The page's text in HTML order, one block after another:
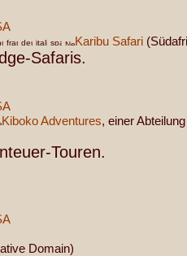
Karibu Safari
Safaris.
Kiboko Adventures, einer
Touren.
Domain)